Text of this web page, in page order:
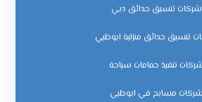
شركات تنسيق حدائق دبي
تنسيق حدائق منزلية ابوظبي
تنفيذ حمامات سباحة
شركات مسابح في ابوظبي